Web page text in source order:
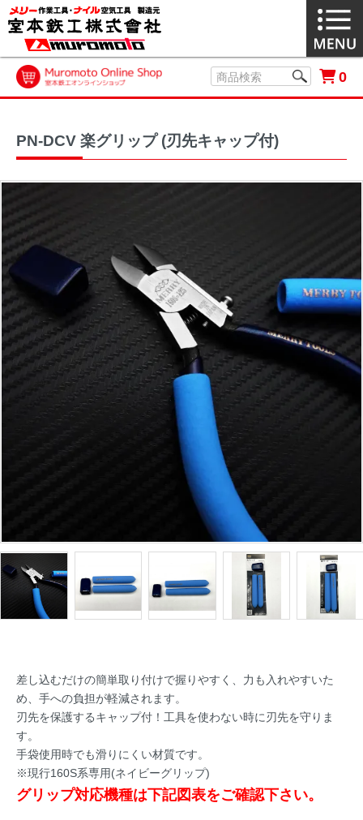
0
PN-DCV 楽グリップ (刃先キャップ付)
差し込むだけの簡単取り付けで握りやすく、力も入れやすいた
め、手への負担が軽減されます。
刃先を保護するキャップ付！工具を使わない時に刃先を守りま
す。
手袋使用時でも滑りにくい材質です。
※現行160S系専用(ネイビーグリップ)
グリップ対応機種は下記図表をご確認下さい。